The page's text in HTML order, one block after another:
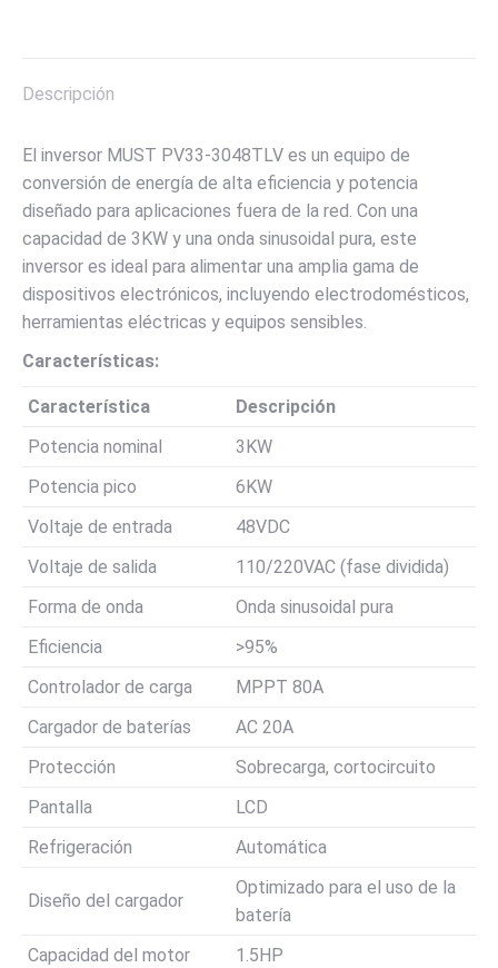
Descripción
El inversor MUST PV33-3048TLV es un equipo de
conversión de energía de alta eficiencia y potencia
diseñado para aplicaciones fuera de la red. Con una
capacidad de 3KW y una onda sinusoidal pura, este
inversor es ideal para alimentar una amplia gama de
dispositivos electrónicos, incluyendo electrodomésticos,
herramientas eléctricas y equipos sensibles.
Características:
Característica
Descripción
Potencia nominal
3KW
Potencia pico
6KW
Voltaje de entrada
48VDC
Voltaje de salida
110/220VAC (fase dividida)
Forma de onda
Onda sinusoidal pura
Eficiencia
>95%
Controlador de carga
MPPT 80A
Cargador de baterías
AC 20A
Protección
Sobrecarga, cortocircuito
Pantalla
LCD
Refrigeración
Automática
Diseño del cargador
Optimizado para el uso de la
batería
Capacidad del motor
1.5HP